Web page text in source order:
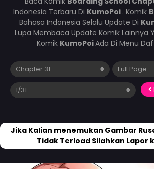
Indonesia Terbaru Di KumoPoi . Komik
Bahasa Indonesia Selalu Update Di
Lupa Membaca Update Komik Lainnya
Komik KumoPoiAda Di Menu
Jika Kalian menemukan Gambar
Tidak Terload Silahkan Lapor